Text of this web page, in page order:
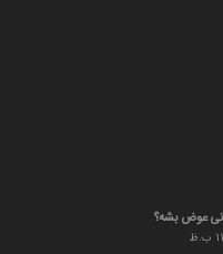
عوض بشه؟